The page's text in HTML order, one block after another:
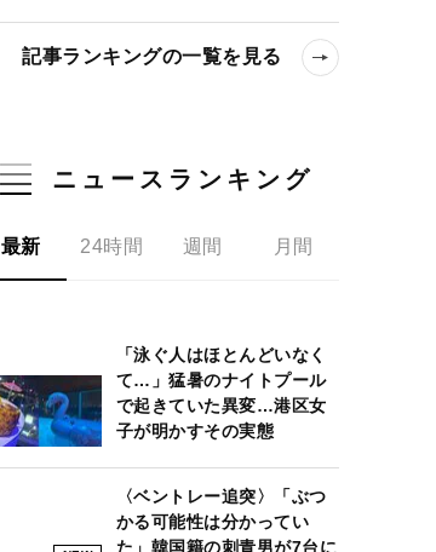
記事ランキングの一覧を見る
ニュースランキング
最新 24時間 週間 月間
「泳ぐ人はほとんどいなく
て…」猛暑のナイトプール
で起きていた異変…港区女
子が明かすその実態
〈ベントレー追突〉「ぶつ
かる可能性は分かってい
た」韓国籍の刺青男が7台に